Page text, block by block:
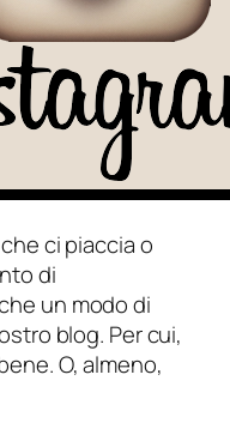
ci piaccia o
di
un modo di
blog. Per cui,
O, almeno,